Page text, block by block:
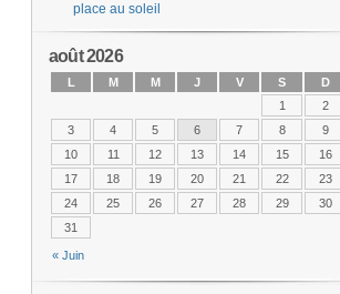
place au soleil
août 2026
L M M J V S D
« Juin
1
2
3
4 5 6 7 8
9
10
11 12 13 14 15
16
17
18 19 20 21 22
23
24
25 26 27 28 29
30
31